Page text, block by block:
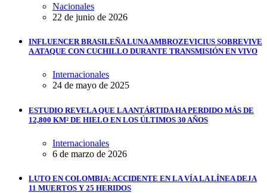
Nacionales
22 de junio de 2026
INFLUENCER BRASILEÑA LUNA AMBROZEVICIUS SOBREVIVE
A ATAQUE CON CUCHILLO DURANTE TRANSMISIÓN EN VIVO
Internacionales
24 de mayo de 2025
ESTUDIO REVELA QUE LA ANTÁRTIDA HA PERDIDO MÁS DE
12,800 KM² DE HIELO EN LOS ÚLTIMOS 30 AÑOS
Internacionales
6 de marzo de 2026
LUTO EN COLOMBIA: ACCIDENTE EN LA VÍA LA LÍNEA DEJA
11 MUERTOS Y 25 HERIDOS